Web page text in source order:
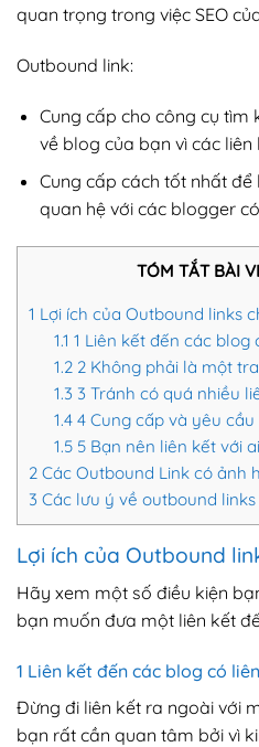
quan trọng trong việc SEO
Outbound link:
Cung cấp cho công cụ
về blog của bạn vì các liên
Cung cấp cách tốt nhất
quan hệ với các blogger
TÓM TẮT BÀI
1 Lợi ích của Outbound links
1.1 1 Liên kết đến các blog
1.22 Không phải là một
1.3 3 Tránh có quá nhiều
1.44 Cung cấp và yêu cầu
1.55 Bạn nên liên kết với
2 Các Outbound Link có ảnh
3 Các lưu ý về outbound links
Lợi ích của Outbound
Hãy xem một số điều kiện
bạn muốn đưa một liên kết
1 Liên kết đến các blog có
Đừng đi liên kết ra ngoài với
bạn rất cần quan tâm bởi vì